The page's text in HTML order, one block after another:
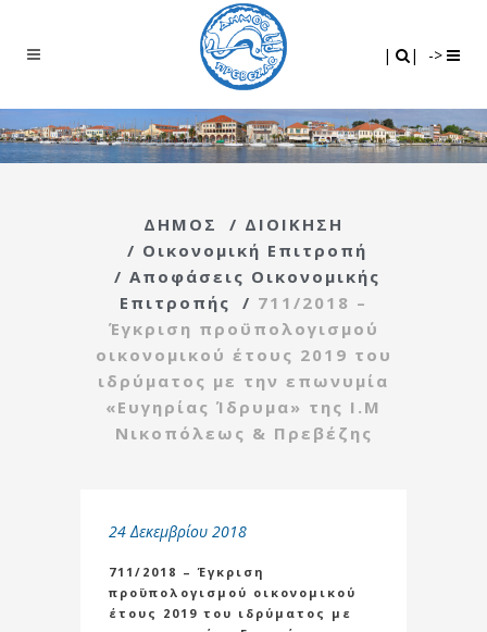
| | ->
ΔΗΜΟΣ / ΔΙΟΙΚΗΣΗ
/ Οικονομική Επιτροπή
/ Αποφάσεις Οικονομικής
Επιτροπής
/ 711/2018 –
Έγκριση προϋπολογισμού
οικονομικού έτους 2019 του
ιδρύματος με την επωνυμία
«Ευγηρίας Ίδρυμα» της Ι.Μ
Νικοπόλεως & Πρεβέζης
24 Δεκεμβρίου 2018
711/2018 – Έγκριση
προϋπολογισμού οικονομικού
έτους 2019 του ιδρύματος με